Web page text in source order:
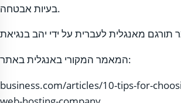
בעיות אבטחה.
מאנגלית לעברית על ידי יהב בנגיאת
המאמר המקורי באנגלית באתר:
business.com/articles/10-tips-for-